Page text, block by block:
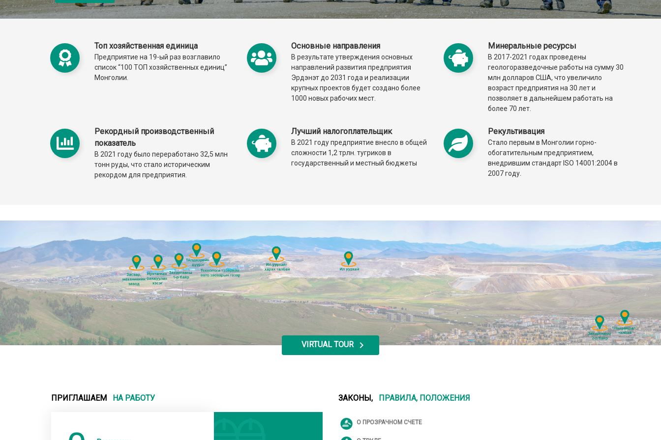
Топ хозяйственная единица
Предприятие на 19-ый раз возглавило
список “100 ТОП хозяйственных единиц”
Монголии.
Основные направления
В результате утверждения основных
направлений развития предприятия
Эрдэнэт до 2031 года и реализации
крупных проектов будет создано более
1000 новых рабочих мест.
Минеральные ресурсы
В 2017-2021 годах проведены
геологоразведочные работы на сумму 30
млн долларов США, что увеличило
возраст предприятия на 30 лет и
позволяет в дальнейшем работать на
более 70 лет.
Рекордный производственный
показатель
В 2021 году было переработано 32,5 млн
тонн руды, что стало историческим
рекордом для предприятия.
Лучший налогоплательщик
В 2021 году предприятие внесло в общей
сложности 1,2 трлн. тугриков в
государственный и местный бюджеты
Рекультивация
Стало первым в Монголии горно-
обогатительным предприятием,
внедрившим стандарт ISO 14001:2004 в
2007 году.
VIRTUAL TOUR chevron_right
ПРИГЛАШАЕМ НА РАБОТУ ЗАКОНЫ, ПРАВИЛА, ПОЛОЖЕНИЯ
О ПРОЗРАЧНОМ СЧЕТЕ